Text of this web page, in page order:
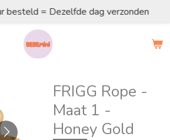
besteld = Dezelfde dag verzonden
FRIGG Rope -
Maat 1 -
Honey Gold